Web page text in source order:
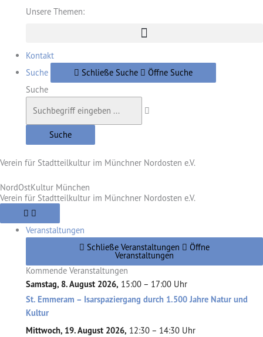
Unsere Themen:
Kontakt
Suche
Schließe Suche
Öffne Suche
Suche
Suche
Verein für Stadtteilkultur im Münchner Nordosten e.V.
NordOstKultur München
Verein für Stadtteilkultur im Münchner Nordosten e.V.
Veranstaltungen
Schließe Veranstaltungen
Öffne
Veranstaltungen
Kommende Veranstaltungen
Samstag, 8. August 2026, 15:00 – 17:00 Uhr
St. Emmeram – Isarspaziergang durch 1.500 Jahre Natur und
Kultur
Mittwoch, 19. August 2026, 12:30 – 14:30 Uhr